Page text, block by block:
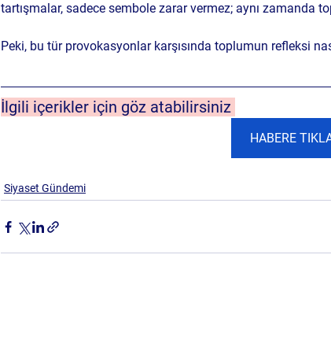
tartışmalar, sadece sembole zarar vermez; aynı zamanda
Peki, bu tür provokasyonlar karşısında toplumun refleksi
İlgili içerikler için göz atabilirsiniz
HABERE
Siyaset Gündemi